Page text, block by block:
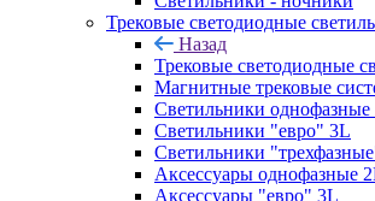
Трековые светодиодные
Назад
Трековые светодиодные
Магнитные трековые
Светильники однофазные
Светильники "евро" 3L
Светильники
Аксессуары однофазные
Аксессуары "евро" 3L